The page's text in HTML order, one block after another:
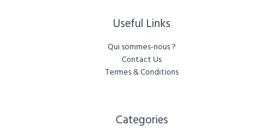
Useful Links
Qui sommes-nous ?
Contact Us
Termes & Conditions
Categories​